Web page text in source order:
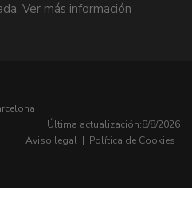
Última actualización:8/8/2026
Aviso legal | Política de Cookies